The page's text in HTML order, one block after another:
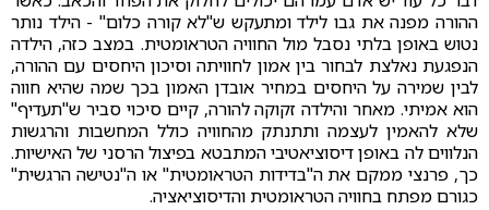
ההורה מפנה את גבו לילד ומתעקש ש"לא קורה כלום" - הילד נותר
נטוש באופן בלתי נסבל מול החוויה הטראומטית. במצב כזה, הילדה
הנפגעת נאלצת לבחור בין אמון לחוויתה וסיכון היחסים עם ההורה,
לבין שמירה על היחסים במחיר אובדן האמון בכך שמה שהיא חווה
הוא אמיתי. מאחר והילדה זקוקה להורה, קיים סיכוי סביר ש"תעדיף"
שלא להאמין לעצמה ותתנתק מהחוויה כולל המחשבות והרגשות
הנלווים לה באופן דיסוציאטיבי המתבטא בפיצול הרסני של האישיות.
כך, פרנצי ממקם את ה"בדידות הטראומטית" או ה"נטישה הרגשית"
כגורם מפתח בחוויה הטראומטית והדיסוציאציה.